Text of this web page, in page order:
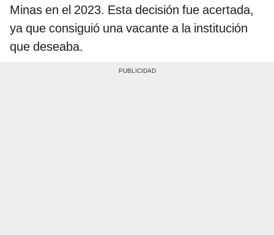
Minas en el 2023. Esta decisión fue acertada,
ya que consiguió una vacante a la institución
que deseaba.